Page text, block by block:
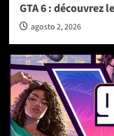
GTA 6 : découvrez
agosto 2, 2026